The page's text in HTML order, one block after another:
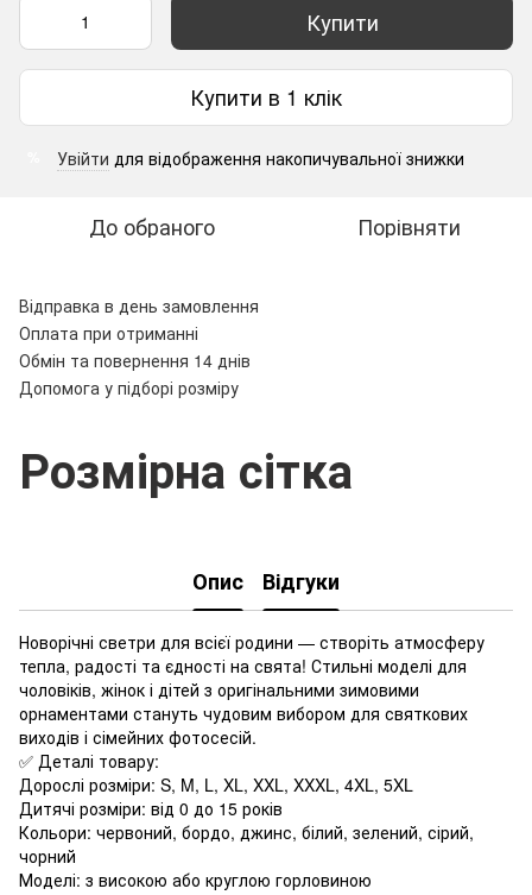
Купити
Купити в 1 клік
Увійти для відображення накопичувальної знижки
До обраного Порівняти
Відправка в день замовлення
Оплата при отриманні
Обмін та повернення 14 днів
Допомога у підборі розміру
Розмірна сітка
Опис Відгуки
Новорічні светри для всієї родини — створіть атмосферу
тепла, радості та єдності на свята! Стильні моделі для
чоловіків, жінок і дітей з оригінальними зимовими
орнаментами стануть чудовим вибором для святкових
виходів і сімейних фотосесій.
✅ Деталі товару:
Дорослі розміри: S, M, L, XL, XXL, XXXL, 4XL, 5XL
Дитячі розміри: від 0 до 15 років
Кольори: червоний, бордо, джинс, білий, зелений, сірий,
чорний
Моделі: з високою або круглою горловиною